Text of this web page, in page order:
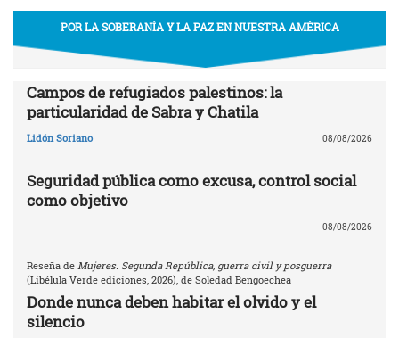
POR LA SOBERANÍA Y LA PAZ EN NUESTRA AMÉRICA
Campos de refugiados palestinos: la
particularidad de Sabra y Chatila
Lidón Soriano 08/08/2026
Seguridad pública como excusa, control social
como objetivo
08/08/2026
Reseña de Mujeres. Segunda República, guerra civil y posguerra
(Libélula Verde ediciones, 2026), de Soledad Bengoechea
Donde nunca deben habitar el olvido y el
silencio